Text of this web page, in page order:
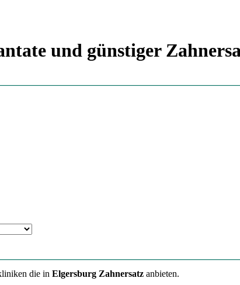
und günstiger
die in Elgersburg Zahnersatz anbieten.